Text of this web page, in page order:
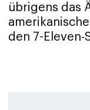
übrigens das
den 7-